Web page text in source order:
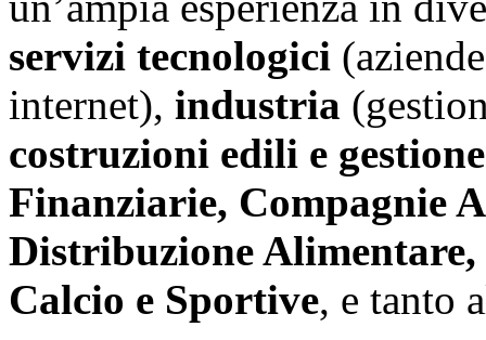
servizi tecnologici
internet), industria
costruzioni edili e
Finanziarie, Compagnie
Distribuzione Alimentare,
Calcio e Sportive, e tanto